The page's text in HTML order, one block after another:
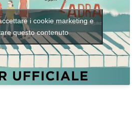
i cookie marketing e
questo contenuto